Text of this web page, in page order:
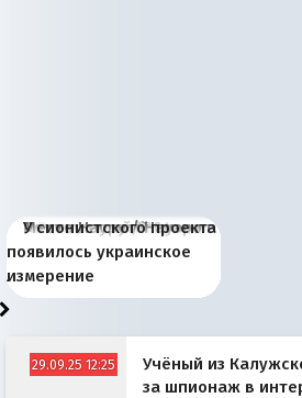
Киевская марионетка
Запада рассказала о
«переобувании» хозяев
В России назрели
перемены: 15 шагов к
суверенной экономике
Миграционный пожар
Европы
Россия начинает
сбрасывать балласт
Анкориджа
Россия зимой 1904
года: первые уступки во
внутренней политике
Русская нация вчера и
сегодня
Почему правый крах в
Варшаве не поможет её
отношениям с Россией?
Место Науру / Науэро в
современной истории
Южной Осетии
У сионистского проекта
появилось украинское
измерение
29.09.25 12:25
Учёный из
за шпионаж в